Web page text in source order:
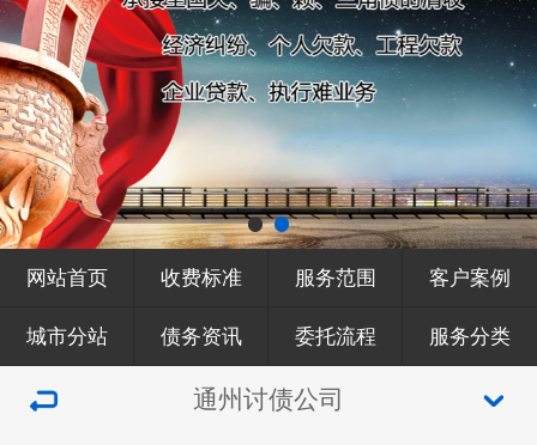
网站首页 收费标准 服务范围 客户案例
城市分站 债务资讯 委托流程 服务分类
通州讨债公司